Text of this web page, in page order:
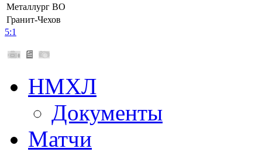
Металлург ВО
Гранит-Чехов
5:1
НМХЛ
Документы
Матчи